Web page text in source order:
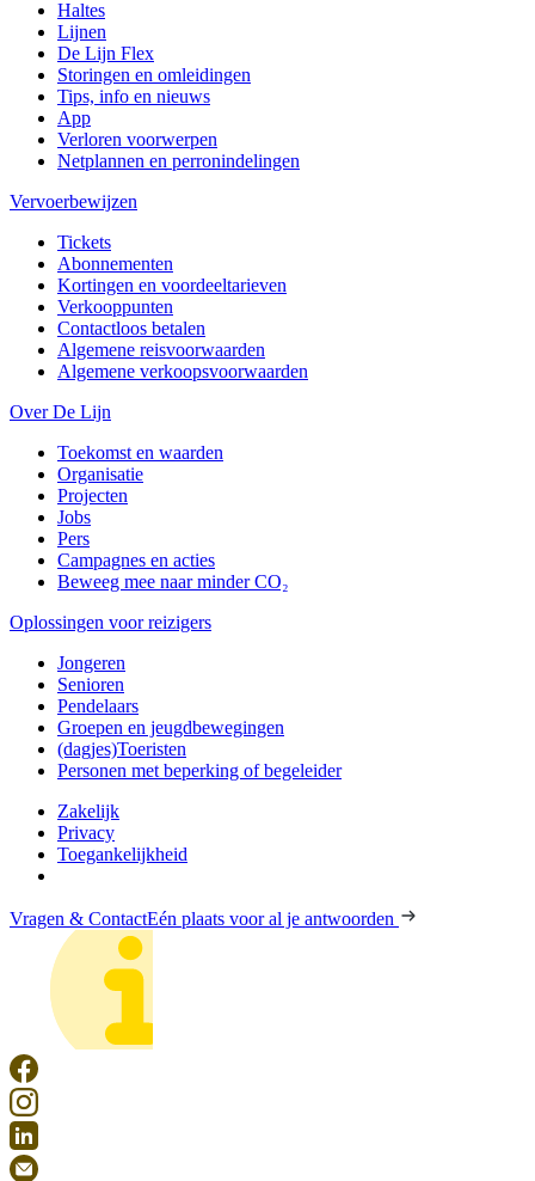
Haltes
Lijnen
De Lijn Flex
Storingen en omleidingen
Tips, info en nieuws
App
Verloren voorwerpen
Netplannen en perronindelingen
Vervoerbewijzen
Tickets
Abonnementen
Kortingen en voordeeltarieven
Verkooppunten
Contactloos betalen
Algemene reisvoorwaarden
Algemene verkoopsvoorwaarden
Over De Lijn
Toekomst en waarden
Organisatie
Projecten
Jobs
Pers
Campagnes en acties
Beweeg mee naar minder CO₂
Oplossingen voor reizigers
Jongeren
Senioren
Pendelaars
Groepen en jeugdbewegingen
(dagjes)Toeristen
Personen met beperking of begeleider
Zakelijk
Privacy
Toegankelijkheid
Vragen & ContactEén plaats voor al je antwoorden